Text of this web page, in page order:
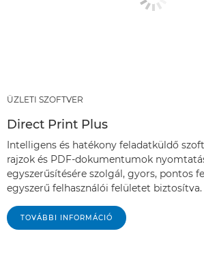
ÜZLETI SZOFTVER
Direct Print Plus
Intelligens és hatékony feladatküldő
rajzok és PDF-dokumentumok
egyszerűsítésére szolgál, gyors, pontos
egyszerű felhasználói felületet biztosítva.
TOVÁBBI INFORMÁCIÓ